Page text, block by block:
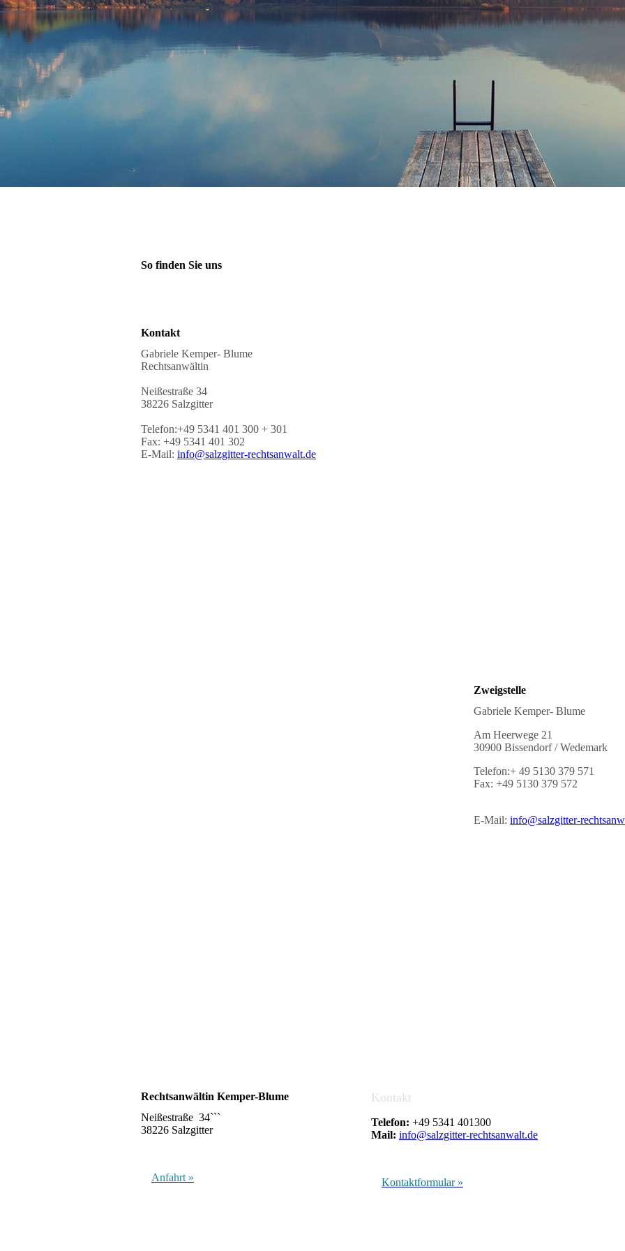
So finden Sie uns
Kontakt
Gabriele Kemper- Blume
Rechtsanwältin
Neißestraße 34
38226 Salzgitter
Telefon:+49 5341 401 300 + 301
Fax: +49 5341 401 302
E-Mail: info@salzgitter-rechtsanwalt.de
Zweigstelle
Gabriele Kemper- Blume
Am Heerwege 21
30900 Bissendorf / Wedemark
Telefon:+ 49 5130 379 571
Fax: +49 5130 379 572
E-Mail: info@salzgitter-
Rechtsanwältin Kemper-Blume
Neißestraße 34```
38226 Salzgitter
Anfahrt »
Kontakt
Telefon: +49 5341 401300
Mail: info@salzgitter-rechtsanwalt.de
Kontaktformular »